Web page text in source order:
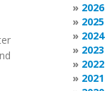
2026
2025
2024
2023
2022
2021